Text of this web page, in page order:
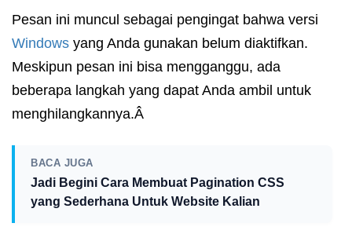
Pesan ini muncul sebagai pengingat bahwa versi
Windows yang Anda gunakan belum diaktifkan.
Meskipun pesan ini bisa mengganggu, ada
beberapa langkah yang dapat Anda ambil untuk
menghilangkannya.Â
BACA JUGA
Jadi Begini Cara Membuat Pagination CSS
yang Sederhana Untuk Website Kalian